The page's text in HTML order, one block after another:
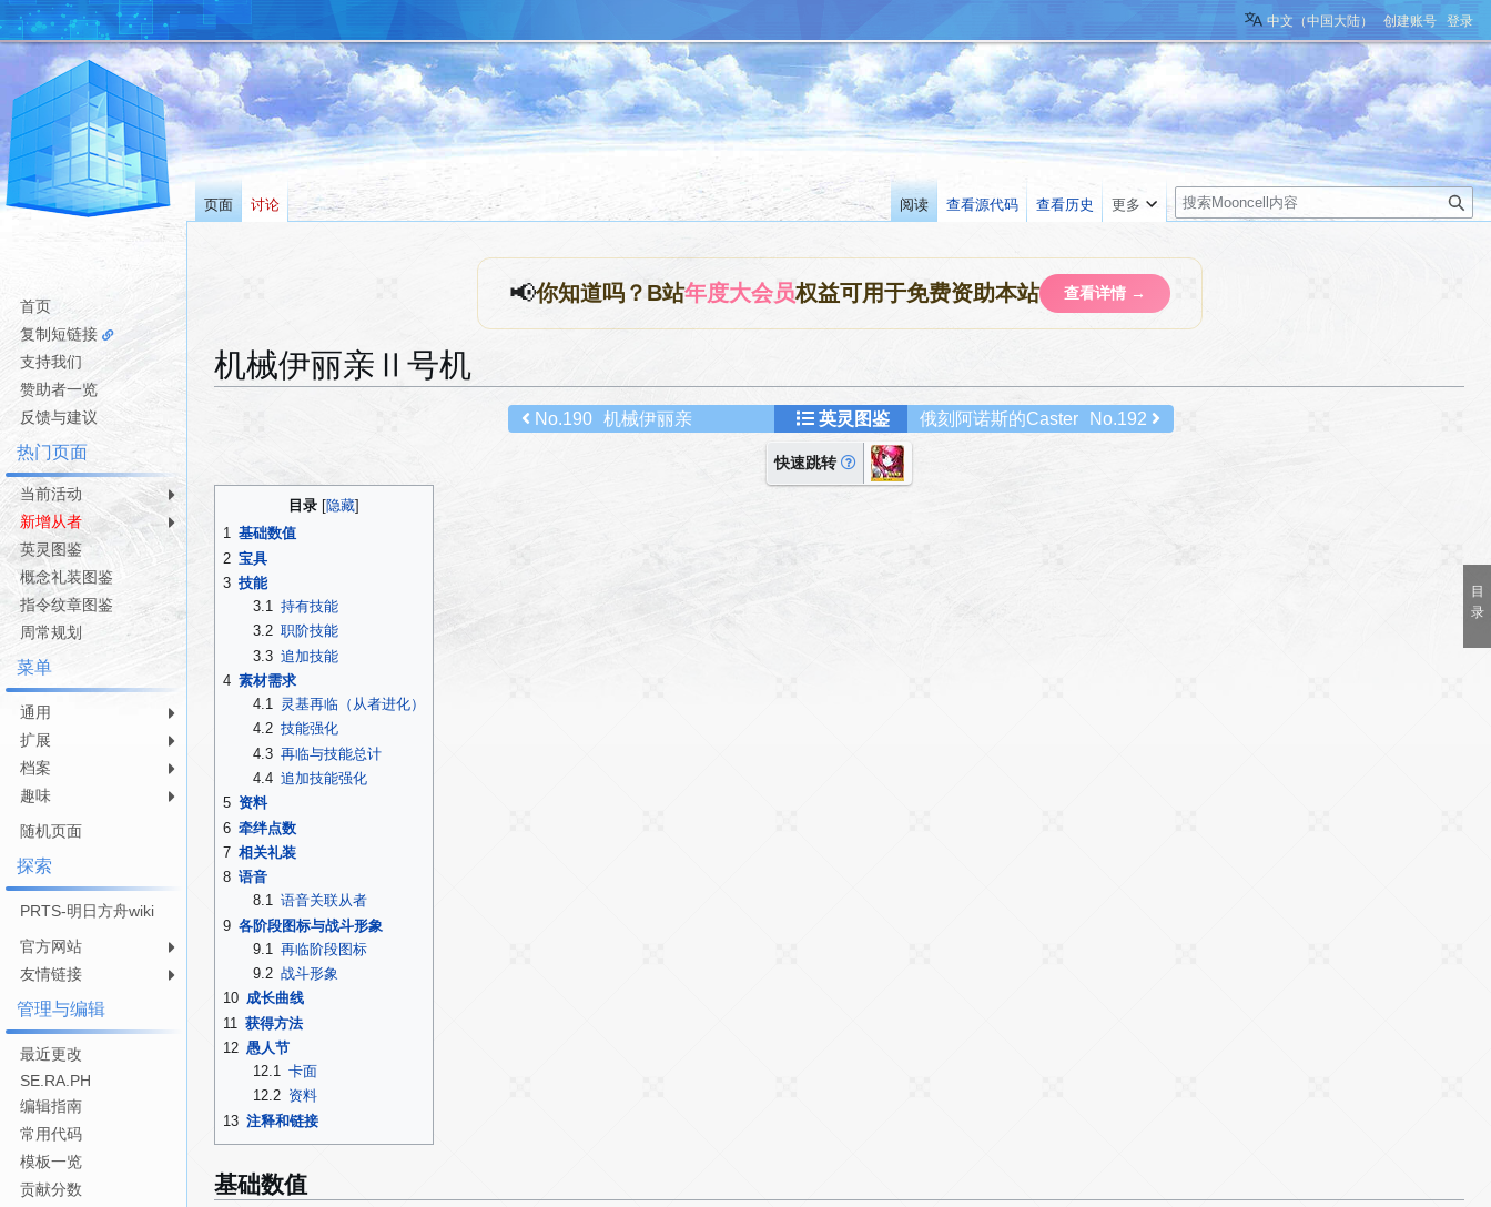
📢你知道吗？B站年度大会员权益可用于免费资助本站 查看详情 →
机械伊丽亲Ⅱ号机
导
搜
英灵图鉴
No.190 机械伊丽亲 No.192
俄刻阿诺斯的Caster
快速跳转
目录
1 基础数值
2 宝具
3 技能
3.1 持有技能
3.2 职阶技能
3.3 追加技能
4 素材需求
4.1 灵基再临（从者进化）
4.2 技能强化
4.3 再临与技能总计
4.4 追加技能强化
5 资料
6 牵绊点数
7 相关礼装
8 语音
8.1 语音关联从者
9 各阶段图标与战斗形象
9.1 再临阶段图标
9.2 战斗形象
10 成长曲线
11 获得方法
12 愚人节
12.1 卡面
12.2 资料
13 注释和链接
基础数值
中文（中国大陆） 创建账号 登录
页面 讨论 阅读 查看源代码 查看历史 更多
搜
索
首页
复制短链接
支持我们
赞助者一览
反馈与建议
热门页面
当前活动
新增从者
英灵图鉴
概念礼装图鉴
指令纹章图鉴
周常规划
菜单
通用
扩展
档案
趣味
随机页面
探索
PRTS-明日方舟wiki
官方网站
友情链接
管理与编辑
最近更改
SE.RA.PH
编辑指南
常用代码
模板一览
贡献分数